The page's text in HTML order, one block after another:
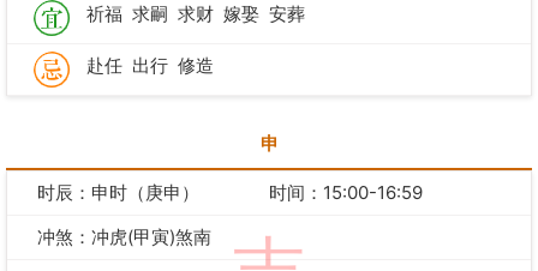
祈福 求嗣 求财 嫁娶 安葬
赴任 出行 修造
申
时辰：申时（庚申）
时间：15:00-16:59
冲煞：冲虎(甲寅)煞南